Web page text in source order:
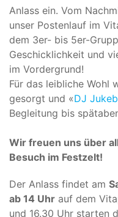
Anlass ein. Vom
unser Postenlauf im
dem 3er- bis 5er-
Geschicklichkeit und
im Vordergrund!
Für das leibliche Wohl
gesorgt und «DJ
Begleitung bis
Wir freuen uns über
Besuch im Festzelt!
Der Anlass findet am
ab 14 Uhr auf dem
und 16.30 Uhr starten